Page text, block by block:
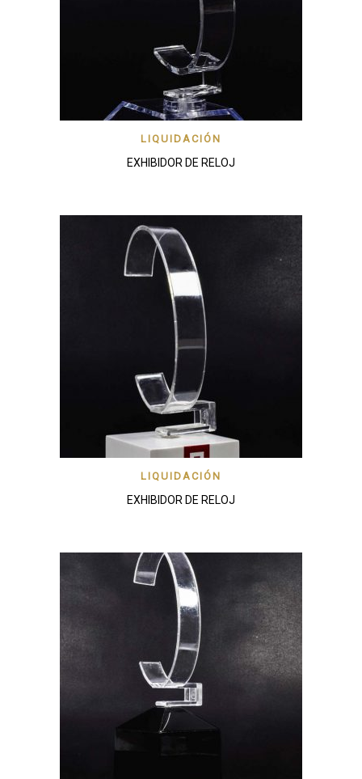
LIQUIDACIÓN
EXHIBIDOR DE RELOJ
LIQUIDACIÓN
EXHIBIDOR DE RELOJ